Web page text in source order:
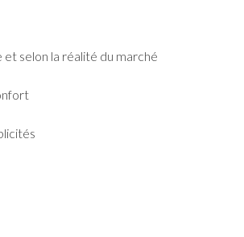
selon la réalité du marché